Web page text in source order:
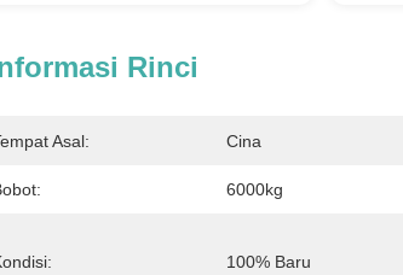
Rinci
Asal: Cina
6000kg
100% Baru